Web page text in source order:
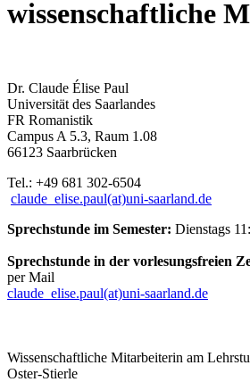
wissenschaftliche
Dr. Claude Élise Paul
Universität des Saarlandes
FR Romanistik
Campus A 5.3, Raum 1.08
66123 Saarbrücken
Tel.: +49 681 302-6504
claude_elise.paul(at)uni-saarland.de
Sprechstunde im Semester: Dienstags
Sprechstunde in der vorlesungsfreien
per Mail
claude_elise.paul(at)uni-saarland.de
Wissenschaftliche Mitarbeiterin am
Oster-Stierle